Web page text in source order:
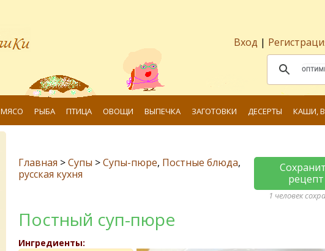
Вход |
МЯСО РЫБА ПТИЦА ОВОЩИ ВЫПЕЧКА ЗАГОТОВКИ ДЕСЕРТЫ КАШИ,
Главная >Супы >Супы-пюре, Постные блюда,
русская кухня
рецепт
1 человек
Постный суп-пюре
Ингредиенты: